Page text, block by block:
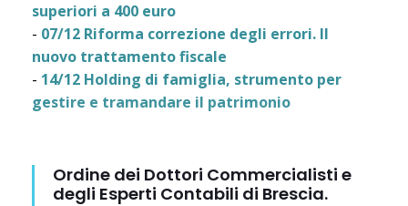
superiori a 400 euro
- 07/12 Riforma correzione degli errori. Il
nuovo trattamento fiscale
- 14/12 Holding di famiglia, strumento per
gestire e tramandare il patrimonio
Ordine dei Dottori Commercialisti e
degli Esperti Contabili di Brescia.